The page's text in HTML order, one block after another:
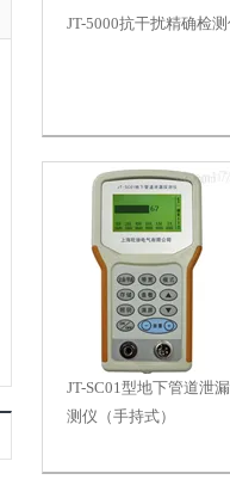
JT-5000抗干扰精确检
JT-SC01型地下管道泄
测仪（手持式）